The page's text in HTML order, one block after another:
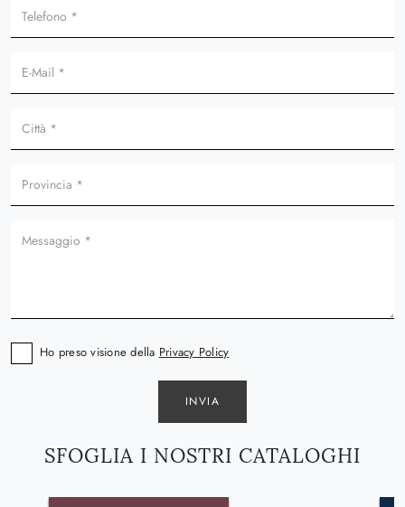
SFOGLIA I NOSTRI CATALOGHI
Ho preso visione della Privacy Policy
INVIA